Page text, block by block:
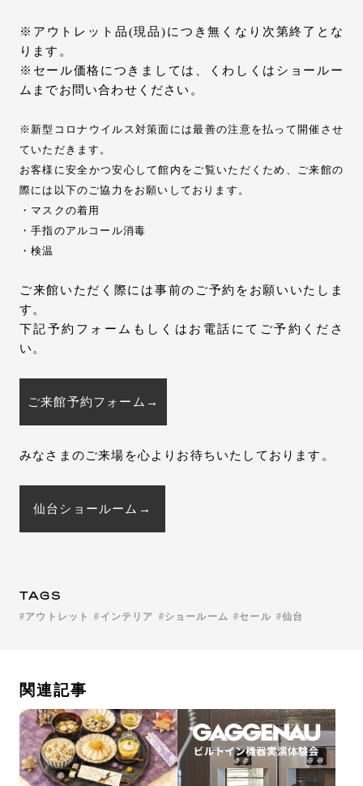
※アウトレット品(現品)につき無くなり次第終了とな
ります。
※セール価格につきましては、くわしくはショールー
ムまでお問い合わせください。
※新型コロナウイルス対策面には最善の注意を払って開催させ
ていただきます。
お客様に安全かつ安心して館内をご覧いただくため、ご来館の
際には以下のご協力をお願いしております。
・マスクの着用
・手指のアルコール消毒
・検温
ご来館いただく際には事前のご予約をお願いいたしま
す。
下記予約フォームもしくはお電話にてご予約くださ
い。
ご来館予約フォーム→
みなさまのご来場を心よりお待ちいたしております。
仙台ショールーム→
TAGS
アウトレット インテリア ショールーム セール 仙台
関連記事